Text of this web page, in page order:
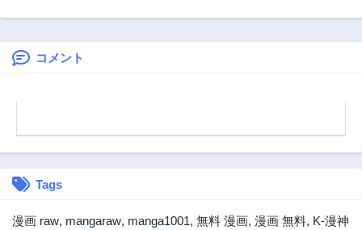
第4話 第3話
第2話
う
コメント
Tags
漫画 raw, mangaraw, manga1001, 無料 漫画, 漫画 無料, K-漫神